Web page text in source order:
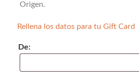
Origen.
Rellena los datos para tu Gift Card
De: